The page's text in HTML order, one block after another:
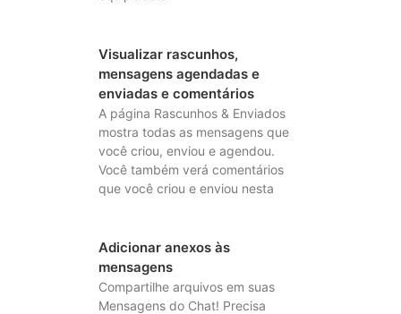
Visualizar rascunhos,
mensagens agendadas e
enviadas e comentários
A página Rascunhos & Enviados
mostra todas as mensagens que
você criou, enviou e agendou.
Você também verá comentários
que você criou e enviou nesta
Adicionar anexos às
mensagens
Compartilhe arquivos em suas
Mensagens do Chat! Precisa